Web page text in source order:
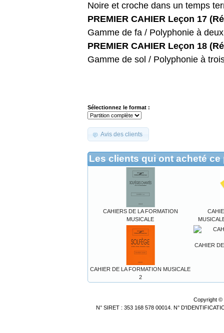
Noire et croche dans un temps
PREMIER CAHIER Leçon 17
Gamme de fa / Polyphonie à
PREMIER CAHIER Leçon 18
Gamme de sol / Polyphonie à
Sélectionnez le format :
Avis des clients
Les clients qui ont acheté
CAHIERS DE LA FORMATION
MUSICALE
CAHIER DE LA FORMATION MUSICALE
2
CAHIER
Copyright ©
N° SIRET : 353 168 578 00014. N°